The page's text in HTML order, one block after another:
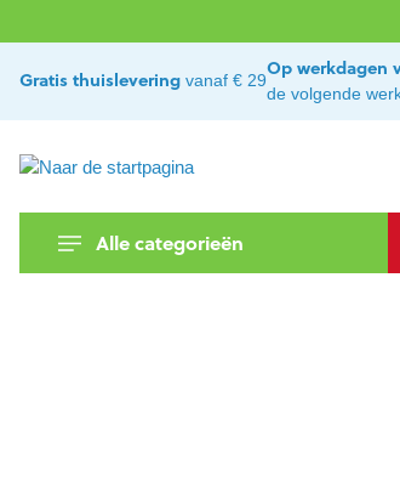
Gratis thuislevering vanaf € 29
Op werkdagen
de volgende
Alle categorieën